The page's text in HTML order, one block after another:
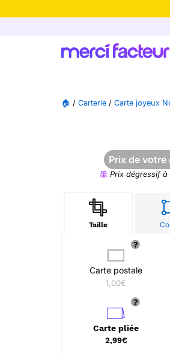
🏠 / Carterie / Carte joyeux
Prix de votre
Prix dégressif à
Taille
Carte postale
1,00€
Carte pliée
2,99€